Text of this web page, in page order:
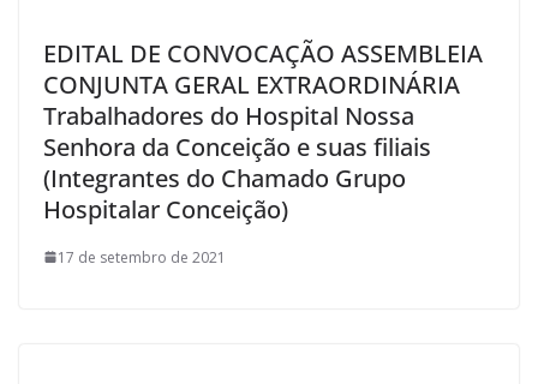
EDITAL DE CONVOCAÇÃO ASSEMBLEIA
CONJUNTA GERAL EXTRAORDINÁRIA
Trabalhadores do Hospital Nossa
Senhora da Conceição e suas filiais
(Integrantes do Chamado Grupo
Hospitalar Conceição)
17 de setembro de 2021